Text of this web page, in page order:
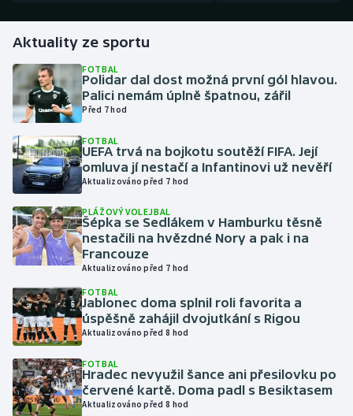
Golf
Gymnastika
Házená
Jezdectví
Judo
Krasobruslení
Lyže a snowboard
Moderní pětiboj
Motorsport
Aktuality ze sportu
FOTBAL
Polidar dal dost možná první gól hlavou.
Palici nemám úplně špatnou, zářil
Před 7 hod
FOTBAL
UEFA trvá na bojkotu soutěží FIFA. Její
omluva jí nestačí a Infantinovi už nevěří
Aktualizováno před 7 hod
PLÁŽOVÝ VOLEJBAL
Šépka se Sedlákem v Hamburku těsně
nestačili na hvězdné Nory a pak i na
Francouze
Aktualizováno před 7 hod
FOTBAL
Jablonec doma splnil roli favorita a
úspěšně zahájil dvojutkání s Rigou
Aktualizováno před 8 hod
FOTBAL
Hradec nevyužil šance ani přesilovku po
červené kartě. Doma padl s Besiktasem
Aktualizováno před 8 hod